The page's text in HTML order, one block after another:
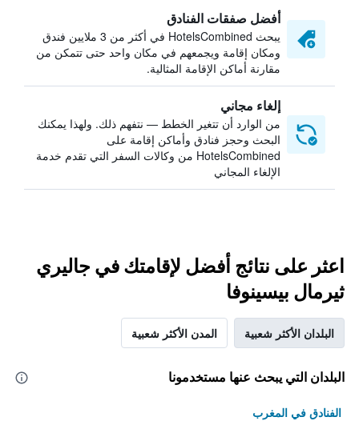
أفضل صفقات الفنادق
يبحث HotelsCombined في أكثر من 3 ملايين فندق
ومكان إقامة ويجمعهم في مكان واحد حتى تتمكن من
مقارنة أماكن الإقامة المثالية.
إلغاء مجاني
من الوارد أن تتغير الخطط — نتفهم ذلك. ولهذا يمكنك
البحث وحجز فنادق وأماكن إقامة على
HotelsCombined من وكالات السفر التي تقدم خدمة
الإلغاء المجاني
اعثر على نتائج أفضل لإقامتك في جاليري
ثيرمال بيسينوفا
البلدان الأكثر شعبية المدن الأكثر شعبية
البلدان التي يبحث عنها مستخدمونا
الفنادق في المغرب